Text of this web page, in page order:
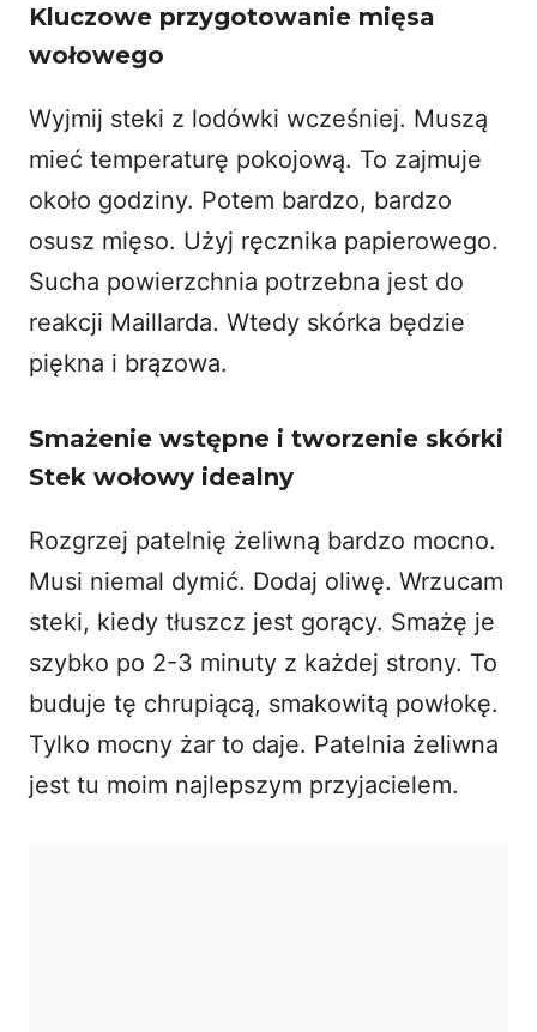
Kluczowe przygotowanie mięsa
wołowego
Wyjmij steki z lodówki wcześniej. Muszą
mieć temperaturę pokojową. To zajmuje
około godziny. Potem bardzo, bardzo
osusz mięso. Użyj ręcznika papierowego.
Sucha powierzchnia potrzebna jest do
reakcji Maillarda. Wtedy skórka będzie
piękna i brązowa.
Smażenie wstępne i tworzenie skórki
Stek wołowy idealny
Rozgrzej patelnię żeliwną bardzo mocno.
Musi niemal dymić. Dodaj oliwę. Wrzucam
steki, kiedy tłuszcz jest gorący. Smażę je
szybko po 2-3 minuty z każdej strony. To
buduje tę chrupiącą, smakowitą powłokę.
Tylko mocny żar to daje. Patelnia żeliwna
jest tu moim najlepszym przyjacielem.